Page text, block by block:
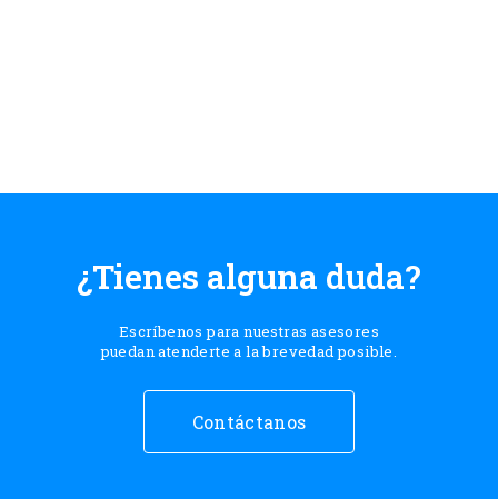
¿Tienes alguna duda?
Escríbenos para nuestras asesores
puedan atenderte a la brevedad posible.
Contáctanos